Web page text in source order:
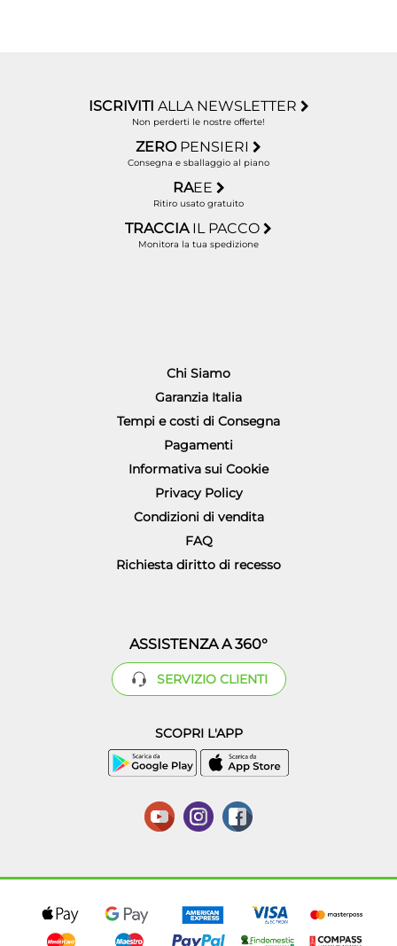
ISCRIVITI ALLA NEWSLETTER
Non perderti le nostre offerte!
ZERO PENSIERI
Consegna e sballaggio al piano
RAEE
Ritiro usato gratuito
TRACCIA IL PACCO
Monitora la tua spedizione
Chi Siamo
Garanzia Italia
Tempi e costi di Consegna
Pagamenti
Informativa sui Cookie
Privacy Policy
Condizioni di vendita
FAQ
Richiesta diritto di recesso
ASSISTENZA A 360°
SERVIZIO CLIENTI
SCOPRI L'APP